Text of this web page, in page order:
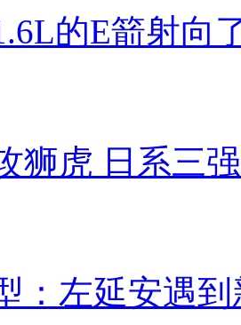
的E箭射向
狮虎 日系三
：左延安遇